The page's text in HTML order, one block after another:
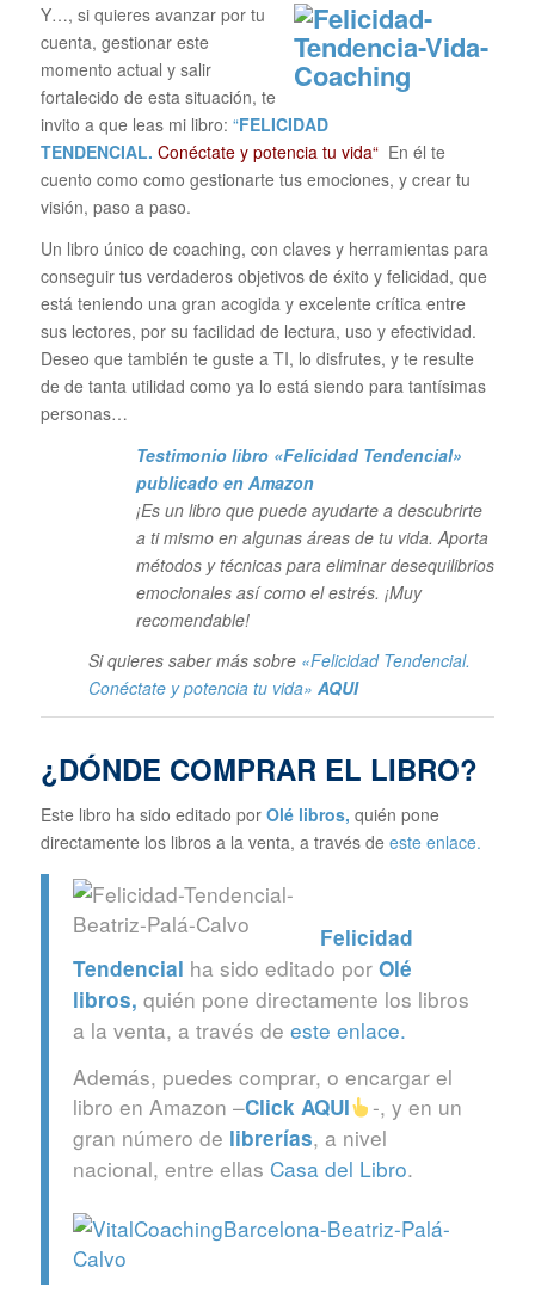
Y…, si quieres avanzar por tu
cuenta, gestionar este
momento actual y salir
fortalecido de esta situación, te
invito a que leas mi libro: “FELICIDAD
TENDENCIAL. Conéctate y potencia tu vida“ En él te
cuento como como gestionarte tus emociones, y crear tu
visión, paso a paso.
Un libro único de coaching, con claves y herramientas para
conseguir tus verdaderos objetivos de éxito y felicidad, que
está teniendo una gran acogida y excelente crítica entre
sus lectores, por su facilidad de lectura, uso y efectividad.
Deseo que también te guste a TI, lo disfrutes, y te resulte
de de tanta utilidad como ya lo está siendo para tantísimas
personas…
Testimonio libro «Felicidad Tendencial»
publicado en Amazon
¡Es un libro que puede ayudarte a descubrirte
a ti mismo en algunas áreas de tu vida. Aporta
métodos y técnicas para eliminar desequilibrios
emocionales así como el estrés. ¡Muy
recomendable!
Si quieres saber más sobre «Felicidad Tendencial.
Conéctate y potencia tu vida» AQUI
¿DÓNDE COMPRAR EL LIBRO?
Este libro ha sido editado por Olé libros, quién pone
directamente los libros a la venta, a través de este enlace.
Felicidad
Tendencial ha sido editado por Olé
libros, quién pone directamente los libros
a la venta, a través de este enlace.
Además, puedes comprar, o encargar el
libro en Amazon –Click AQUI
-, y en un
gran número de librerías, a nivel
nacional, entre ellas Casa del Libro.